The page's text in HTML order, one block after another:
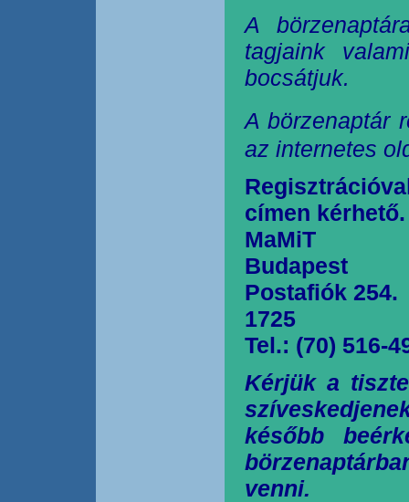
A
tagjaink
bocsátjuk.
A börzenaptár
az internetes
címen kérhető.
MaMiT
Budapest
Postafiók 254.
1725
Tel.: (70) 516-
Kérjük a
később
venni.